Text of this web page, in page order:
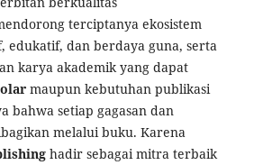
terciptanya ekosistem
edukatif, dan berdaya guna, serta
karya akademik yang dapat
maupun kebutuhan publikasi
bahwa setiap gagasan dan
melalui buku. Karena
hadir sebagai mitra terbaik